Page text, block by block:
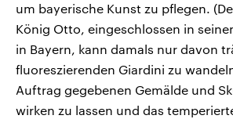
um bayerische Kunst zu pflegen.
König Otto, eingeschlossen in
in Bayern, kann damals nur davon
fluoreszierenden Giardini zu
Auftrag gegebenen Gemälde und
wirken zu lassen und das